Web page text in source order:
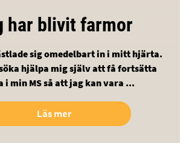
har blivit farmor
sig omedelbart in i mitt hjärta.
hjälpa mig själv att få fortsätta
i min MS så att jag kan vara ...
Läs mer